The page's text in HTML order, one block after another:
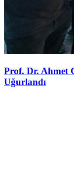
Prof. Dr. Ahmet
Uğurlandı